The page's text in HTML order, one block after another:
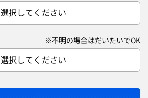
選択してください
※不明の場合はだいたいでOK
選択してください